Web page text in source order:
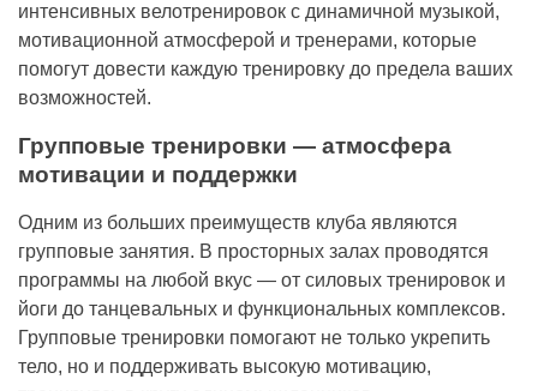
интенсивных велотренировок с динамичной музыкой,
мотивационной атмосферой и тренерами, которые
помогут довести каждую тренировку до предела ваших
возможностей.
Групповые тренировки — атмосфера
мотивации и поддержки
Одним из больших преимуществ клуба являются
групповые занятия. В просторных залах проводятся
программы на любой вкус — от силовых тренировок и
йоги до танцевальных и функциональных комплексов.
Групповые тренировки помогают не только укрепить
тело, но и поддерживать высокую мотивацию,